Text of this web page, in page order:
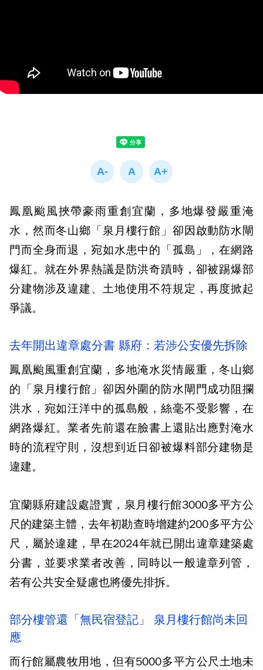
鳳凰颱風挾帶豪雨重創宜蘭，多地爆發嚴重淹
水，然而冬山鄉「泉月樓行館」卻因啟動防水閘
門而全身而退，宛如水患中的「孤島」，在網路
爆紅。就在外界熱議是防洪奇蹟時，卻被踢爆部
分建物涉及違建、土地使用不符規定，再度掀起
爭議。
去年開出違章處分書 縣府：若涉公安優先拆除
鳳凰颱風重創宜蘭，多地淹水災情嚴重，冬山鄉
的「泉月樓行館」卻因外圍的防水閘門成功阻攔
洪水，宛如汪洋中的孤島般，絲毫不受影響，在
網路爆紅。業者先前還在臉書上還貼出應對淹水
時的流程守則，沒想到近日卻被爆料部分建物是
違建。
宜蘭縣府建設處證實，泉月樓行館3000多平方公
尺的建築主體，去年初勘查時增建約200多平方公
尺，屬於違建，早在2024年就已開出違章建築處
分書，並要求業者改善，同時以一般違章列管，
若有公共安全疑慮也將優先排拆。
部分樓管還「無民宿登記」 泉月樓行館尚未回
應
而行館屬農牧用地，但有5000多平方公尺土地未